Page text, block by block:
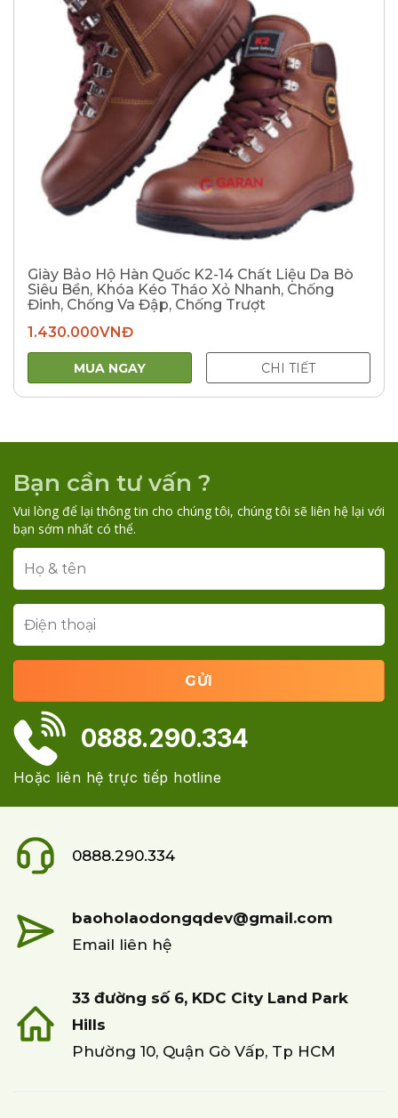
Giày Bảo Hộ Hàn Quốc K2-14 Chất Liệu Da Bò
Siêu Bền, Khóa Kéo Tháo Xỏ Nhanh, Chống
Đinh, Chống Va Đập, Chống Trượt
1.430.000VNĐ
MUA NGAY CHI TIẾT
Bạn cần tư vấn ?
Vui lòng để lại thông tin cho chúng tôi, chúng tôi sẽ liên hệ lại với
bạn sớm nhất có thể.
0888.290.334
Hoặc liên hệ trực tiếp hotline
0888.290.334
baoholaodongqdev@gmail.com
Email liên hệ
33 đường số 6, KDC City Land Park
Hills
Phường 10, Quận Gò Vấp, Tp HCM